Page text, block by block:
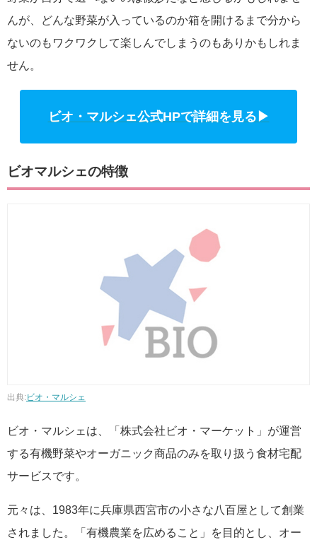
んが、どんな野菜が入っているのか箱を開けるまで分から
ないのもワクワクして楽しんでしまうのもありかもしれま
せん。
ビオ・マルシェ公式HPで詳細を見る▶
ビオマルシェの特徴
出典:ビオ・マルシェ
ビオ・マルシェは、「株式会社ビオ・マーケット」が運営
する有機野菜やオーガニック商品のみを取り扱う食材宅配
サービスです。
元々は、1983年に兵庫県西宮市の小さな八百屋として創業
されました。「有機農業を広めること」を目的とし、オー